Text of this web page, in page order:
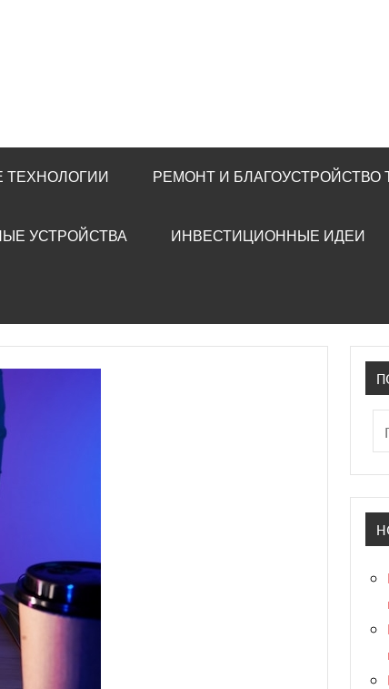
ТЕХНОЛОГИИ РЕМОНТ И БЛАГОУСТРОЙСТВО
УСТРОЙСТВА ИНВЕСТИЦИОННЫЕ ИДЕИ